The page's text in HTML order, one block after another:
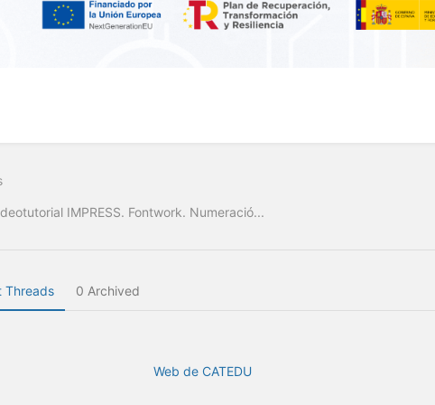
IMPRESS. Fontwork. Numeració...
Threads 0 Archived
Web de CATEDU